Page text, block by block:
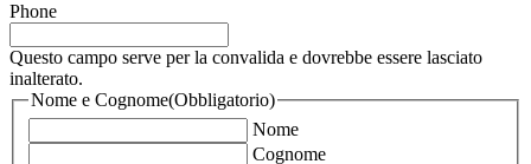
Phone
Questo campo serve per la convalida e dovrebbe essere lasciato
inalterato.
Nome e Cognome(Obbligatorio)
Nome
Cognome